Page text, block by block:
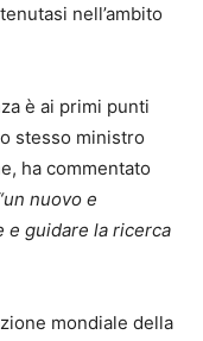
nell’ambito
è ai primi punti
stesso ministro
ha commentato
nuovo e
e guidare la ricerca
mondiale della